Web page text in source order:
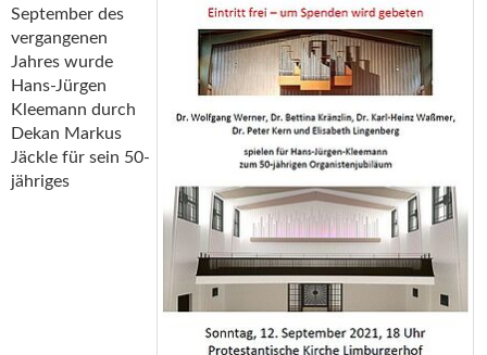
September des
vergangenen
Jahres wurde
Hans-Jürgen
Kleemann durch
Dekan Markus
Jäckle für sein 50-
jähriges